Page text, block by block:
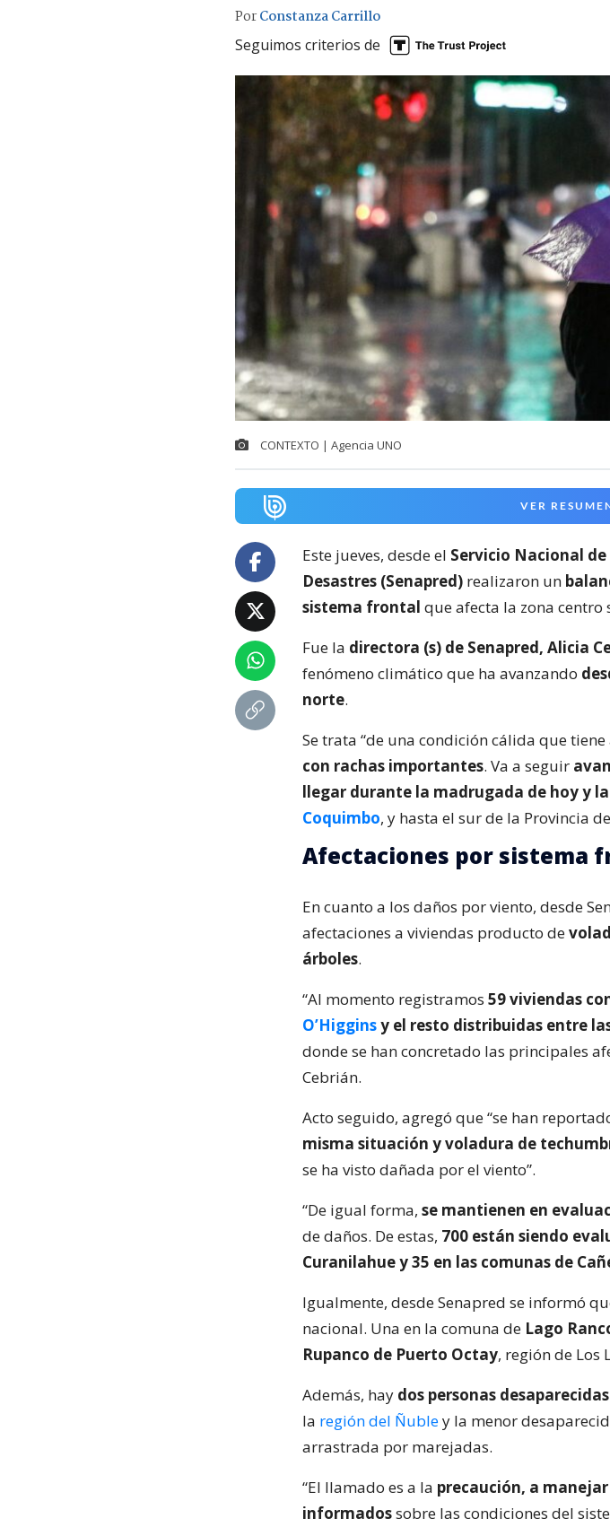
PorConstanza Carrillo
Seguimos criterios de
CONTEXTO | Agencia UNO
VER
Este jueves, desde el Servicio Nacional
Desastres (Senapred) realizaron un
sistema frontal que afecta la zona centro
Fue la directora (s) de Senapred, Alicia
fenómeno climático que ha avanzando
norte.
Se trata “de una condición cálida que
con rachas importantes. Va a seguir
llegar durante la madrugada de hoy y
Coquimbo, y hasta el sur de la Provincia
Afectaciones por sistema
En cuanto a los daños por viento, desde
afectaciones a viviendas producto de
árboles.
“Al momento registramos 59 viviendas
O’Higginsy el resto distribuidas entre
donde se han concretado las principales
Cebrián.
Acto seguido, agregó que “se han
misma situación y voladura de
se ha visto dañada por el viento”.
“De igual forma, se mantienen en
de daños. De estas, 700 están siendo
Curanilahue y 35 en las comunas de
Igualmente, desde Senapred se informó
nacional. Una en la comuna de Lago
Rupanco de Puerto Octay, región de Los
Además, hay dos personas desaparecidas
la región del Ñubley la menor
arrastrada por marejadas.
“El llamado es a la precaución, a
informadossobre las condiciones del